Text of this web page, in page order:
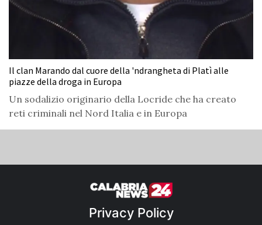
Il clan Marando dal cuore della 'ndrangheta di Platì alle
piazze della droga in Europa
Un sodalizio originario della Locride che ha creato
reti criminali nel Nord Italia e in Europa
Privacy Policy